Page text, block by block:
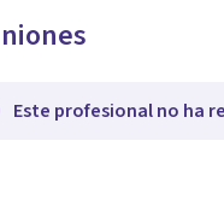
Este profesional no ha